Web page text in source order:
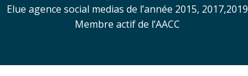
Elue agence social medias de l’année 2015, 2017,2019
Membre actif de l’AACC